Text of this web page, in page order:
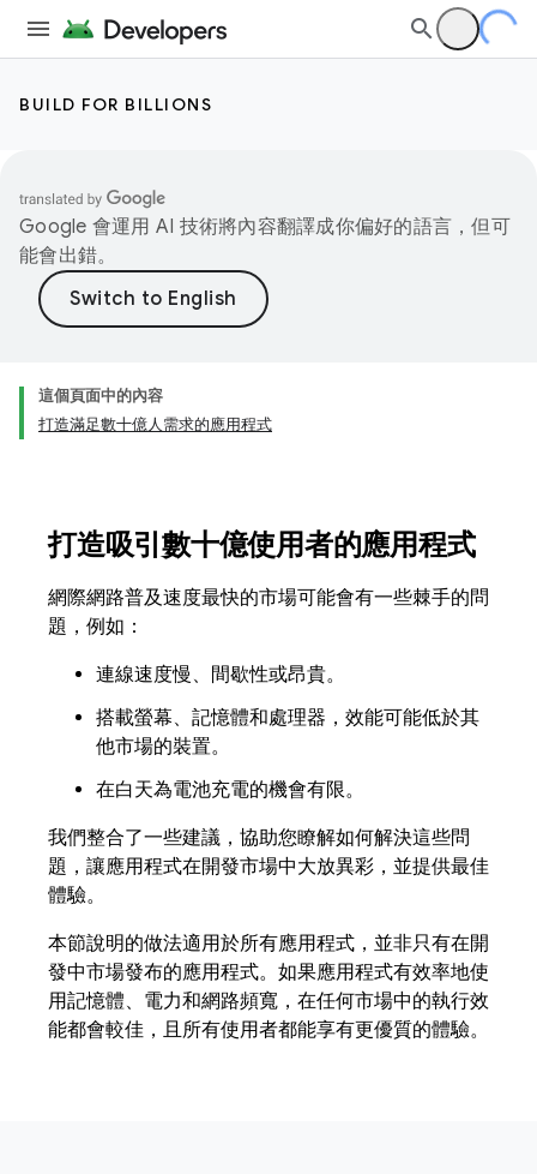
BUILD FOR BILLIONS
Google 會運用 AI 技術將內容翻譯成你偏好的語言，但可
能會出錯。
這個頁面中的內容
打造滿足數十億人需求的應用程式
打造吸引數十億使用者的應用程式
網際網路普及速度最快的市場可能會有一些棘手的問
題，例如：
連線速度慢、間歇性或昂貴。
搭載螢幕、記憶體和處理器，效能可能低於其
他市場的裝置。
在白天為電池充電的機會有限。
我們整合了一些建議，協助您瞭解如何解決這些問
題，讓應用程式在開發市場中大放異彩，並提供最佳
體驗。
本節說明的做法適用於所有應用程式，並非只有在開
發中市場發布的應用程式。如果應用程式有效率地使
用記憶體、電力和網路頻寬，在任何市場中的執行效
能都會較佳，且所有使用者都能享有更優質的體驗。